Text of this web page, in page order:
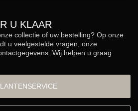
U KLAAR
collectie of uw bestelling? Op onze
u veelgestelde vragen, onze
Wij helpen u graag